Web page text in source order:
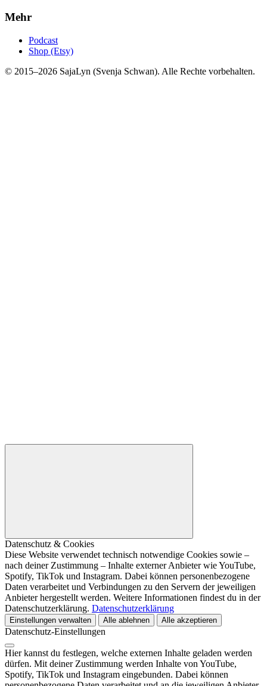
Mehr
Podcast
Shop (Etsy)
© 2015–2026 SajaLyn (Svenja Schwan). Alle Rechte vorbehalten.
Datenschutz & Cookies
Diese Website verwendet technisch notwendige Cookies sowie –
nach deiner Zustimmung – Inhalte externer Anbieter wie YouTube,
Spotify, TikTok und Instagram. Dabei können personenbezogene
Daten verarbeitet und Verbindungen zu den Servern der jeweiligen
Anbieter hergestellt werden. Weitere Informationen findest du in der
Datenschutzerklärung. Datenschutzerklärung
Einstellungen verwalten Alle ablehnen Alle akzeptieren
Datenschutz-Einstellungen
Hier kannst du festlegen, welche externen Inhalte geladen werden
dürfen. Mit deiner Zustimmung werden Inhalte von YouTube,
Spotify, TikTok und Instagram eingebunden. Dabei können